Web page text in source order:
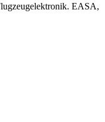
EASA,